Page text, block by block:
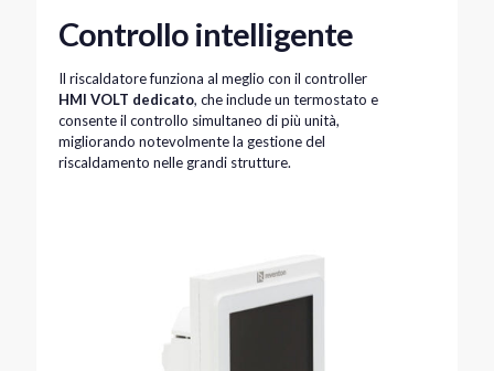
Controllo intelligente
Il riscaldatore funziona al meglio con il controller
HMI VOLT dedicato, che include un termostato e
consente il controllo simultaneo di più unità,
migliorando notevolmente la gestione del
riscaldamento nelle grandi strutture.